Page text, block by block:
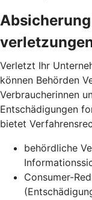
Verletzt Ihr
können Behörden
Verbraucherinnen
Entschädigungen
bietet
behördliche
Consumer-